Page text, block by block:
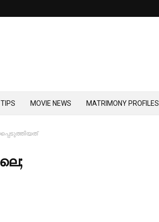
MOVIE NEWS MATRIMONY PROFILES